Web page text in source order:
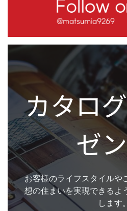
カタロ
ゼ
お客様のライフスタイルや
想の住まいを実現できるよ
します。